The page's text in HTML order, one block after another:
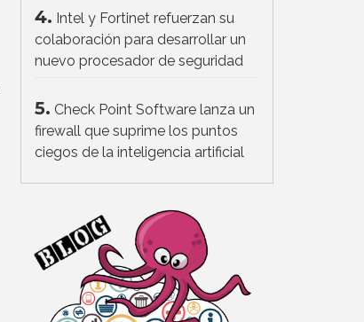
4. Intel y Fortinet refuerzan su
colaboración para desarrollar un
nuevo procesador de seguridad
5. Check Point Software lanza un
firewall que suprime los puntos
ciegos de la inteligencia artificial